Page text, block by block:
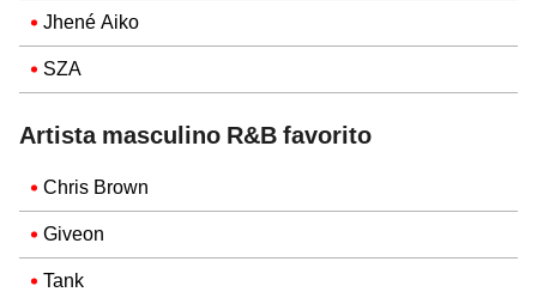
Jhené Aiko
SZA
Artista masculino R&B favorito
Chris Brown
Giveon
Tank